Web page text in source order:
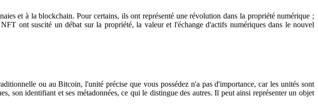
et à la blockchain. Pour certains, ils ont représenté une révolution dans la propriété numérique ;
ont suscité un débat sur la propriété, la valeur et l'échange d'actifs numériques dans le nouvel
ou au Bitcoin, l'unité précise que vous possédez n'a pas d'importance, car les unités sont
son identifiant et ses métadonnées, ce qui le distingue des autres. Il peut ainsi représenter un objet